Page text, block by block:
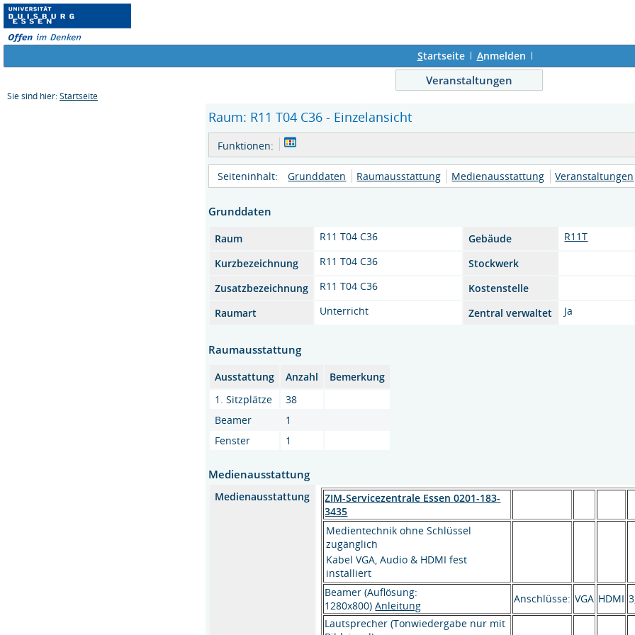
Startseite Anmelden
Veranstaltungen
Sie sind hier: Startseite
Raum: R11 T04 C36 - Einzelansicht
Funktionen:
Seiteninhalt: Grunddaten Raumausstattung Medienausstattung Veranstaltungen
Grunddaten
Raum R11 T04 C36 Gebäude
R11T
Kurzbezeichnung
R11 T04 C36
Stockwerk
Zusatzbezeichnung
R11 T04 C36
Kostenstelle
Raumart
Unterricht Zentral verwaltet Ja
Raumausstattung
Ausstattung Anzahl
Bemerkung
1. Sitzplätze
38
Beamer
1
Fenster
1
Medienausstattung
Medienausstattung
ZIM-Servicezentrale Essen 0201-183-
3435
Medientechnik ohne Schlüssel
zugänglich
Kabel VGA, Audio & HDMI fest
installiert
Beamer (Auflösung:
1280x800)Anleitung
Anschlüsse: VGA HDMI
Lautsprecher (Tonwiedergabe nur mit